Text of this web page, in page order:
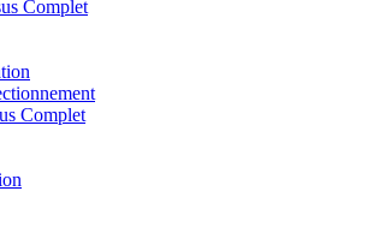
Complet
Complet